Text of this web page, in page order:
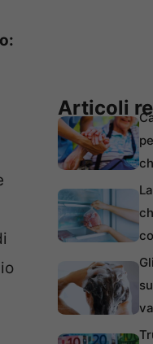
Articoli